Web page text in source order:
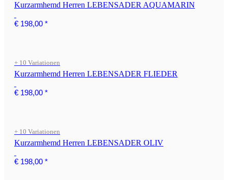
Kurzarmhemd Herren LEBENSADER AQUAMARIN
€ 198,00 *
+ 10 Variationen
Kurzarmhemd Herren LEBENSADER FLIEDER
€ 198,00 *
+ 10 Variationen
Kurzarmhemd Herren LEBENSADER OLIV
€ 198,00 *